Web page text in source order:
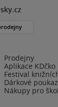
Prodejny
Aplikace KDčko
Festival
Dárkové
Nákupy pro